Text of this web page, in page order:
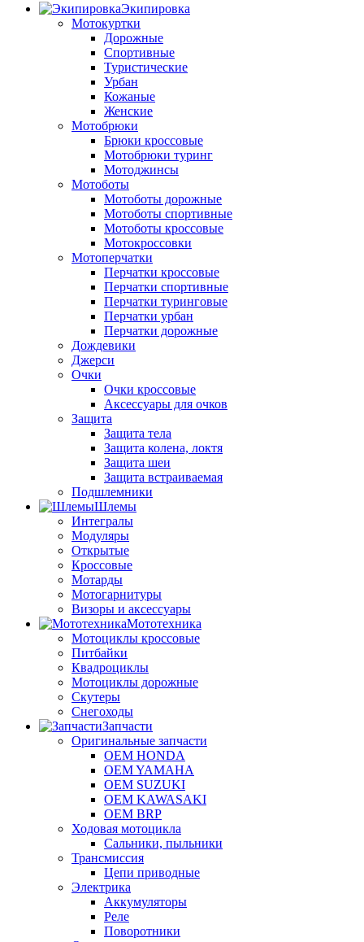
Экипировка
Мотокуртки
Дорожные
Спортивные
Туристические
Урбан
Кожаные
Женские
Мотобрюки
Брюки кроссовые
Мотобрюки туринг
Мотоджинсы
Мотоботы
Мотоботы дорожные
Мотоботы спортивные
Мотоботы кроссовые
Мотокроссовки
Мотоперчатки
Перчатки кроссовые
Перчатки спортивные
Перчатки туринговые
Перчатки урбан
Перчатки дорожные
Дождевики
Джерси
Очки
Очки кроссовые
Аксессуары для очков
Защита
Защита тела
Защита колена, локтя
Защита шеи
Защита встраиваемая
Подшлемники
Шлемы
Интегралы
Модуляры
Открытые
Кроссовые
Мотарды
Мотогарнитуры
Визоры и аксессуары
Мототехника
Мотоциклы кроссовые
Питбайки
Квадроциклы
Мотоциклы дорожные
Скутеры
Снегоходы
Запчасти
Оригинальные запчасти
OEM HONDA
OEM YAMAHA
OEM SUZUKI
OEM KAWASAKI
OEM BRP
Ходовая мотоцикла
Сальники, пыльники
Трансмиссия
Цепи приводные
Электрика
Аккумуляторы
Реле
Поворотники